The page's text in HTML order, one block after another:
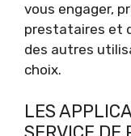
vous engager,
prestataires et
des autres
choix.
LES